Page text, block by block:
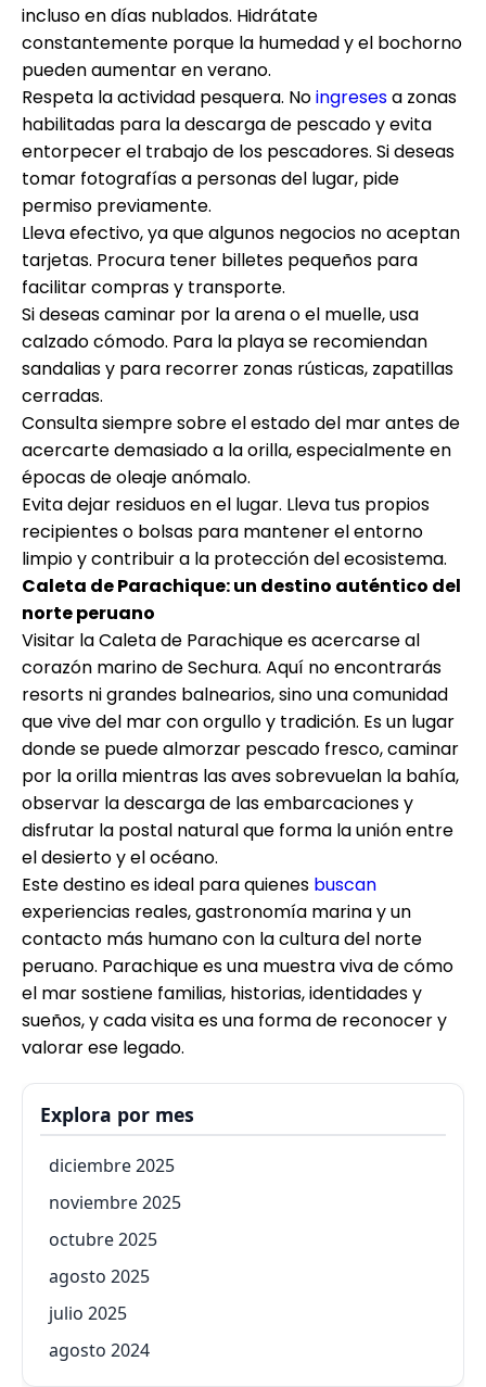
incluso en días nublados. Hidrátate
constantemente porque la humedad y el bochorno
pueden aumentar en verano.
Respeta la actividad pesquera. Noingresesa zonas
habilitadas para la descarga de pescado y evita
entorpecer el trabajo de los pescadores. Si deseas
tomar fotografías a personas del lugar, pide
permiso previamente.
Lleva efectivo, ya que algunos negocios no aceptan
tarjetas. Procura tener billetes pequeños para
facilitar compras y transporte.
Si deseas caminar por la arena o el muelle, usa
calzado cómodo. Para la playa se recomiendan
sandalias y para recorrer zonas rústicas, zapatillas
cerradas.
Consulta siempre sobre el estado del mar antes de
acercarte demasiado a la orilla, especialmente en
épocas de oleaje anómalo.
Evita dejar residuos en el lugar. Lleva tus propios
recipientes o bolsas para mantener el entorno
limpio y contribuir a la protección del ecosistema.
Caleta de Parachique: un destino auténtico del
norte peruano
Visitar la Caleta de Parachique es acercarse al
corazón marino de Sechura. Aquí no encontrarás
resorts ni grandes balnearios, sino una comunidad
que vive del mar con orgullo y tradición. Es un lugar
donde se puede almorzar pescado fresco, caminar
por la orilla mientras las aves sobrevuelan la bahía,
observar la descarga de las embarcaciones y
disfrutar la postal natural que forma la unión entre
el desierto y el océano.
Este destino es ideal para quienes buscan
experiencias reales, gastronomía marina y un
contacto más humano con la cultura del norte
peruano. Parachique es una muestra viva de cómo
el mar sostiene familias, historias, identidades y
sueños, y cada visita es una forma de reconocer y
valorar ese legado.
Explora por mes
diciembre 2025
noviembre 2025
octubre 2025
agosto 2025
julio 2025
agosto 2024